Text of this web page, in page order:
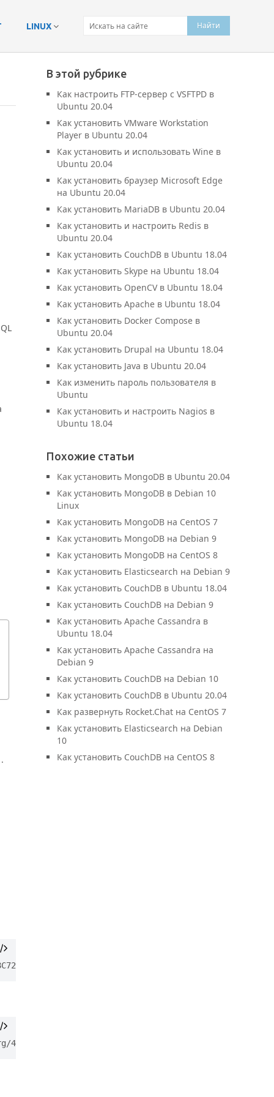
LINUX
4.0 multiverse'
В этой рубрике
Как настроить FTP-сервер с VSFTPD в
Ubuntu 20.04
Как установить VMware Workstation
Player в Ubuntu 20.04
Как установить и использовать Wine в
Ubuntu 20.04
Как установить браузер Microsoft Edge
на Ubuntu 20.04
Как установить MariaDB в Ubuntu 20.04
Как установить и настроить Redis в
Ubuntu 20.04
Как установить CouchDB в Ubuntu 18.04
Как установить Skype на Ubuntu 18.04
Как установить OpenCV в Ubuntu 18.04
Как установить Apache в Ubuntu 18.04
Как установить Docker Compose в
Ubuntu 20.04
Как установить Drupal на Ubuntu 18.04
Как установить Java в Ubuntu 20.04
Как изменить пароль пользователя в
Ubuntu
Как установить и настроить Nagios в
Ubuntu 18.04
Похожие статьи
Как установить MongoDB в Ubuntu 20.04
Как установить MongoDB в Debian 10
Linux
Как установить MongoDB на CentOS 7
Как установить MongoDB на Debian 9
Как установить MongoDB на CentOS 8
Как установить Elasticsearch на Debian 9
Как установить CouchDB в Ubuntu 18.04
Как установить CouchDB на Debian 9
Как установить Apache Cassandra в
Ubuntu 18.04
Как установить Apache Cassandra на
Debian 9
Как установить CouchDB на Debian 10
Как установить CouchDB в Ubuntu 20.04
Как развернуть Rocket.Chat на CentOS 7
Как установить Elasticsearch на Debian
10
Как установить CouchDB на CentOS 8